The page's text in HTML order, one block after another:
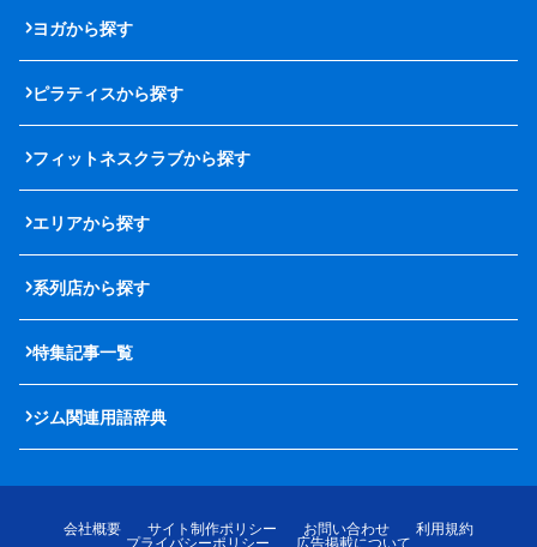
ヨガから探す
ピラティスから探す
フィットネスクラブから探す
エリアから探す
系列店から探す
特集記事一覧
ジム関連用語辞典
会社概要 サイト制作ポリシー お問い合わせ
利用規約
プライバシーポリシー
広告掲載について